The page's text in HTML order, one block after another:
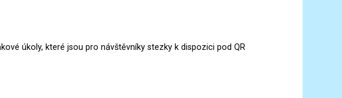
úkoly, které jsou pro návštěvníky stezky k dispozici pod QR